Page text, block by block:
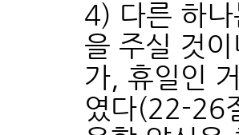
4) 다른 하
을 주실 것
가, 휴일인
였다(22-26